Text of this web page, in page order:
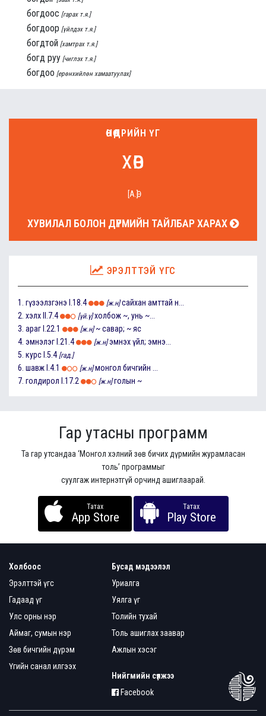
богдоос [гарах т.я.]
богдоор [үйлдэх т.я.]
богдтой [хамтрах т.я.]
богд руу [чиглэх т.я.]
богдоо [ерөнхийлөн хамаатуулах]
ӨНӨӨДРИЙН ҮГ
хөв
[А.Ө]
ХУВИЛАЛ БОЛОН ДҮРМИЙН ТАЙЛБАР ХАРАХ
ЭРЭЛТТЭЙ ҮГС
1. гүзээлзгэнэ I.18.4 [ж.н] сайхан амттай н...
2. хэлх II.7.4 [үй.ү] холбож ~, унь ~...
3. араг I.22.1 [ж.н] ~ савар; ~ яс
4. эмнэлэг I.21.4 [ж.н] эмнэх үйл; эмнэ...
5. курс I.5.4 [гад.]
6. шавж I.4.1 [ж.н] монгол бичгийн ...
7. голдирол I.17.2 [ж.н] голын ~
Гар утасны программ
Та гар утсандаа ‘Монгол хэлний зөв бичих дүрмийн журамласан
толь’ программыг
суулгаж интернэтгүй орчинд ашиглаарай.
Татах
App Store
Татах
Play Store
Холбоос
Эрэлттэй үгс
Гадаад үг
Улс орны нэр
Аймаг, сумын нэр
Зөв бичгийн дүрэм
Үгийн санал илгээх
Бусад мэдээлэл
Уриалга
Уялга үг
Толийн тухай
Толь ашиглах заавар
Ажлын хэсэг
Нийгмийн сүлжээ
Facebook